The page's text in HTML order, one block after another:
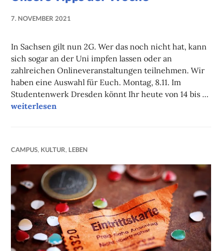
7. NOVEMBER 2021
In Sachsen gilt nun 2G. Wer das noch nicht hat, kann
sich sogar an der Uni impfen lassen oder an
zahlreichen Onlineveranstaltungen teilnehmen. Wir
haben eine Auswahl für Euch. Montag, 8.11. Im
Studentenwerk Dresden könnt Ihr heute von 14 bis …
Unsere Tipps der Woche
weiterlesen
CAMPUS, KULTUR, LEBEN